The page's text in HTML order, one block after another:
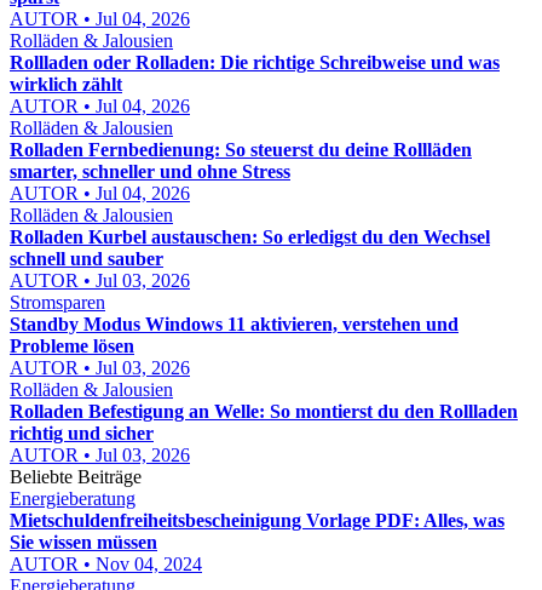
AUTOR • Jul 04, 2026
Rolläden & Jalousien
Rollladen oder Rolladen: Die richtige Schreibweise und was
wirklich zählt
AUTOR • Jul 04, 2026
Rolläden & Jalousien
Rolladen Fernbedienung: So steuerst du deine Rollläden
smarter, schneller und ohne Stress
AUTOR • Jul 04, 2026
Rolläden & Jalousien
Rolladen Kurbel austauschen: So erledigst du den Wechsel
schnell und sauber
AUTOR • Jul 03, 2026
Stromsparen
Standby Modus Windows 11 aktivieren, verstehen und
Probleme lösen
AUTOR • Jul 03, 2026
Rolläden & Jalousien
Rolladen Befestigung an Welle: So montierst du den Rollladen
richtig und sicher
AUTOR • Jul 03, 2026
Beliebte Beiträge
Energieberatung
Mietschuldenfreiheitsbescheinigung Vorlage PDF: Alles, was
Sie wissen müssen
AUTOR • Nov 04, 2024
Energieberatung